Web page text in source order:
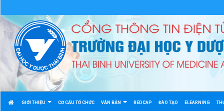
GIỚI THIỆU CƠ CẤU TỔ CHỨC VĂN BẢN REDCAP ĐÀO TẠO ELEARNING